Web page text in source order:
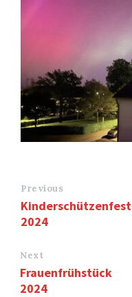
Previous
Kinderschützenfest
2024
Next
Frauenfrühstück
2024